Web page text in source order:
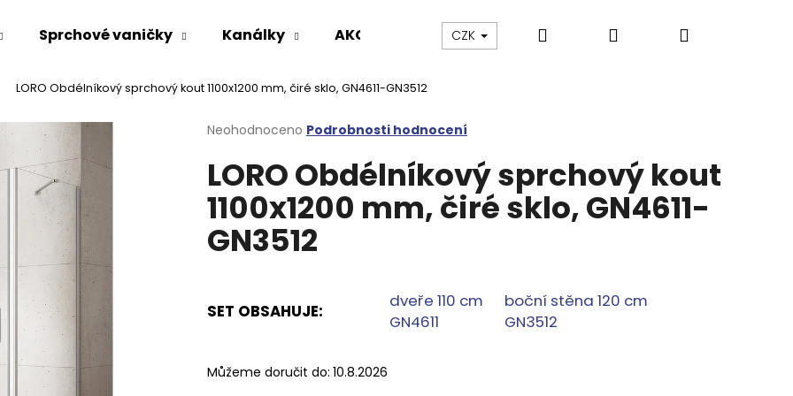
Sprchové vaničky Kanálky AKCE % Výprodej Vany a umyvadla
CZK Hledat PřihlášeníNákupní
LORO Obdélníkový sprchový kout 1100x1200 mm, čiré sklo, GN4611-GN3512
Průměrné
produktu
je
0,0
5
hvězdiček.
Neohodnoceno Podrobnosti hodnocení
LORO Obdélníkový sprchový kout
1100x1200 mm, čiré sklo, GN4611-
GN3512
SET OBSAHUJE:
dveře 110 cm
GN4611
boční stěna 120 cm
GN3512
Můžeme doručit do: 10.8.2026
Co potřebujete najít?
HLEDAT
Doporučujeme
SPRCHOVÁ ZÁSTĚNA 1000 MM VOLCANO CHROM SPRCHOVÉ DVEŘE